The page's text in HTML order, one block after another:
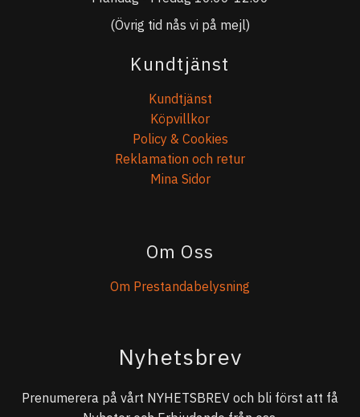
(Övrig tid nås vi på mejl)
Kundtjänst
Kundtjänst
Köpvillkor
Policy & Cookies
Reklamation och retur
Mina Sidor
Om Oss
Om Prestandabelysning
Nyhetsbrev
Prenumerera på vårt NYHETSBREV och bli först att få